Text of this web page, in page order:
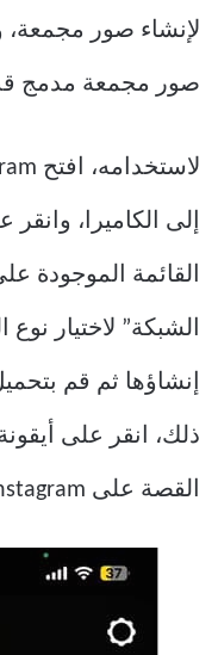
صور مجمعة مدمج
إلى الكاميرا، وانقر
القائمة الموجودة
الشبكة” لاختيار
إنشاؤها ثم قم
ذلك، انقر على
القصة على Instagram.